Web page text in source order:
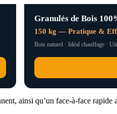
Granulés de Bois
150 kg — Pratique &
Bois naturel · Idéal chauffage ·
ainsi qu’un face-à-face